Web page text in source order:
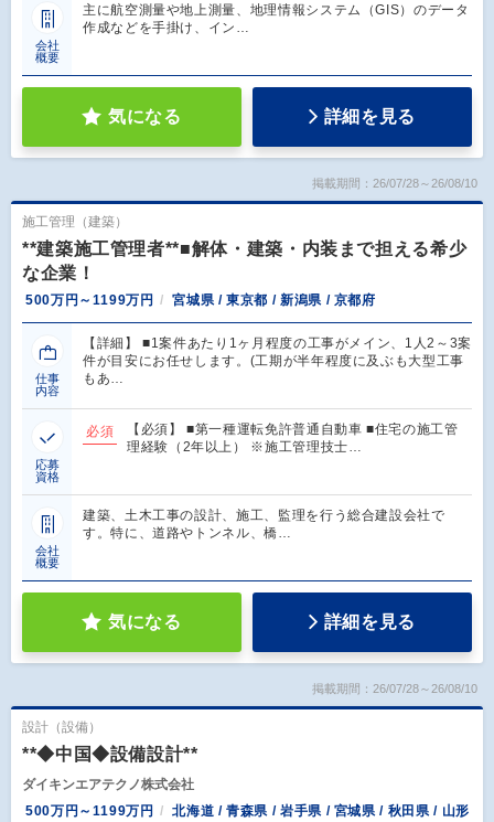
会社
概要
主に航空測量や地上測量、地理情報システム（GIS）のデータ
作成などを手掛け、イン…
気になる 詳細を見る
掲載期間：26/07/28～26/08/10
施工管理（建築）
**建築施工管理者**■解体・建築・内装まで担える希少
な企業！
500万円～1199万円 宮城県 / 東京都 / 新潟県 / 京都府
仕事
内容
【詳細】 ■1案件あたり1ヶ月程度の工事がメイン、1人2～3案
件が目安にお任せします。(工期が半年程度に及ぶも大型工事
もあ…
応募
資格
必須
【必須】 ■第一種運転免許普通自動車 ■住宅の施工管
理経験（2年以上） ※施工管理技士…
会社
概要
建築、土木工事の設計、施工、監理を行う総合建設会社で
す。特に、道路やトンネル、橋…
気になる 詳細を見る
掲載期間：26/07/28～26/08/10
設計（設備）
**◆中国◆設備設計**
ダイキンエアテクノ株式会社
500万円～1199万円
北海道 / 青森県 / 岩手県 / 宮城県 / 秋田県 / 山形